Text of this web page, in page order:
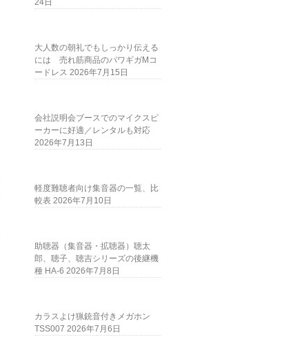
24日
大人数の朝礼でもしっかり伝える
には 売れ筋商品のパワギガMコ
ードレス 2026年7月15日
会社説明会ブースでのマイクスピ
ーカーに好適／レンタルも対応
2026年7月13日
軽度難聴者向け集音器の一覧、比
較表 2026年7月10日
助聴器（集音器・拡聴器）聴太
郎、聴子、聴吉シリーズの後継機
種 HA-6 2026年7月8日
カラスよけ猟銃音付きメガホン
TSS007 2026年7月6日